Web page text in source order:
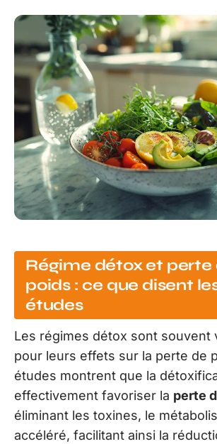
Régime détox et perte
poids : ce que disent
études
Les régimes détox sont souvent
pour leurs effets sur la perte de
études montrent que la
effectivement favoriser la perte
éliminant les toxines, le
accéléré, facilitant ainsi la